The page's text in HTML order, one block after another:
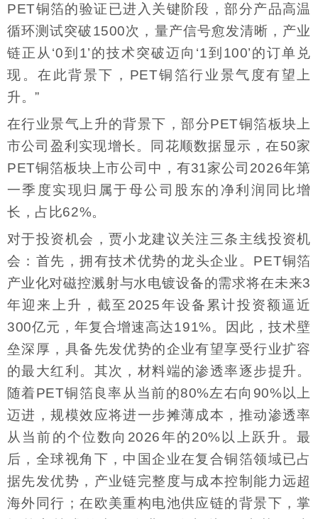
PET铜箔的验证已进入关键阶段，部分产品高温
循环测试突破1500次，量产信号愈发清晰，产业
链正从‘0到1’的技术突破迈向‘1到100’的订单兑
现。在此背景下，PET铜箔行业景气度有望上
升。”
在行业景气上升的背景下，部分PET铜箔板块上
市公司盈利实现增长。同花顺数据显示，在50家
PET铜箔板块上市公司中，有31家公司2026年第
一季度实现归属于母公司股东的净利润同比增
长，占比62%。
对于投资机会，贾小龙建议关注三条主线投资机
会：首先，拥有技术优势的龙头企业。PET铜箔
产业化对磁控溅射与水电镀设备的需求将在未来3
年迎来上升，截至2025年设备累计投资额逼近
300亿元，年复合增速高达191%。因此，技术壁
垒深厚，具备先发优势的企业有望享受行业扩容
的最大红利。其次，材料端的渗透率逐步提升。
随着PET铜箔良率从当前的80%左右向90%以上
迈进，规模效应将进一步摊薄成本，推动渗透率
从当前的个位数向2026年的20%以上跃升。最
后，全球视角下，中国企业在复合铜箔领域已占
据先发优势，产业链完整度与成本控制能力远超
海外同行；在欧美重构电池供应链的背景下，掌